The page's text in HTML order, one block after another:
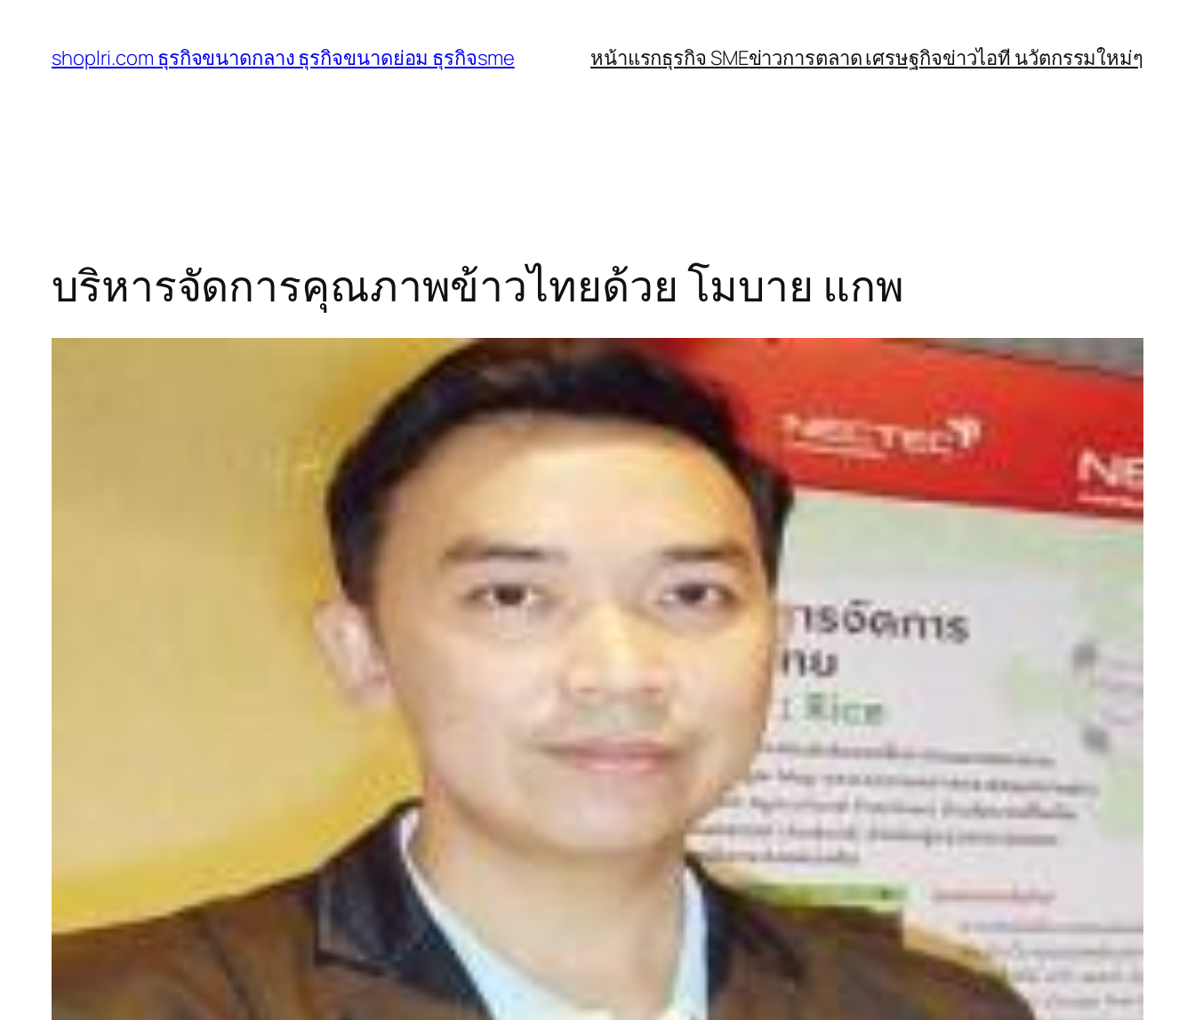
shoplri.com ธุรกิจขนาดกลาง ธุรกิจขนาดย่อม ธุรกิจsme หน้าแรกธุรกิจ SMEข่าวการตลาด เศรษฐกิจข่าวไอที นวัตกรรมใหม่ๆ
บริหารจัดการคุณภาพข้าวไทยด้วย โมบาย แกพ